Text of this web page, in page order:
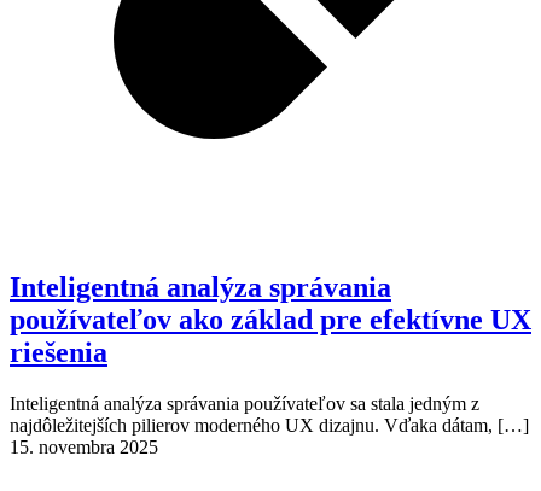
Inteligentná analýza správania
používateľov ako základ pre efektívne UX
riešenia
Inteligentná analýza správania používateľov sa stala jedným z
najdôležitejších pilierov moderného UX dizajnu. Vďaka dátam, […]
15. novembra 2025